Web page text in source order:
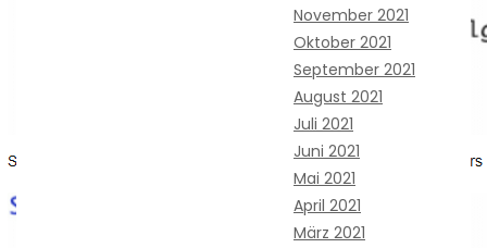
November 2021
Oktober 2021
September 2021
August 2021
Juli 2021
Juni 2021
Mai 2021
April 2021
März 2021